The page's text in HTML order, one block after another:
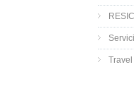
Travel